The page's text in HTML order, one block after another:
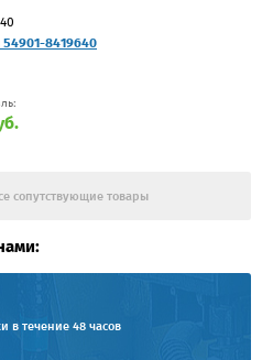
8419640
сопутствующие товары
в течение 48 часов